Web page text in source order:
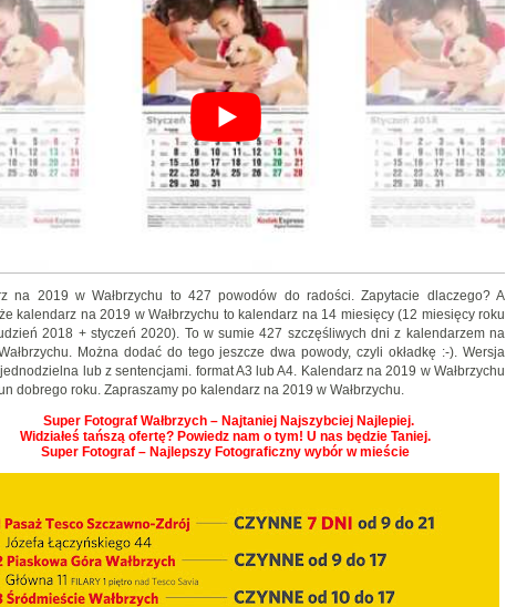
na 2019 w Wałbrzychu to 427 powodów do radości. Zapytacie dlaczego? A
kalendarz na 2019 w Wałbrzychu to kalendarz na 14 miesięcy (12 miesięcy roku
2018 + styczeń 2020). To w sumie 427 szczęśliwych dni z kalendarzem na
Można dodać do tego jeszcze dwa powody, czyli okładkę :-). Wersja
lub z sentencjami. format A3 lub A4. Kalendarz na 2019 w Wałbrzychu
dobrego roku. Zapraszamy po kalendarz na 2019 w Wałbrzychu.
Super Fotograf Wałbrzych – Najtaniej Najszybciej Najlepiej.
Widziałeś tańszą ofertę? Powiedz nam o tym! U nas będzie Taniej.
Super Fotograf – Najlepszy Fotograficzny wybór w mieście